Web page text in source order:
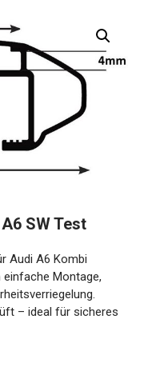
SW Test
Audi A6 Kombi
Montage,
– ideal für sicheres